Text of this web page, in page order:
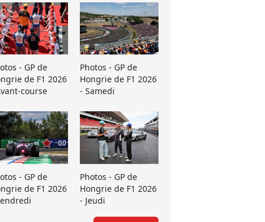
- GP de
de F1 2026
course
Photos - GP de
Hongrie de F1 2026
- Samedi
- GP de
de F1 2026
Photos - GP de
Hongrie de F1 2026
- Jeudi